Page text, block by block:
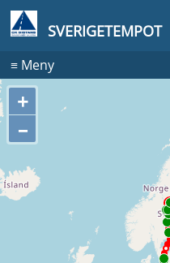
SVERIGETEMPOT
≡Meny
+
–